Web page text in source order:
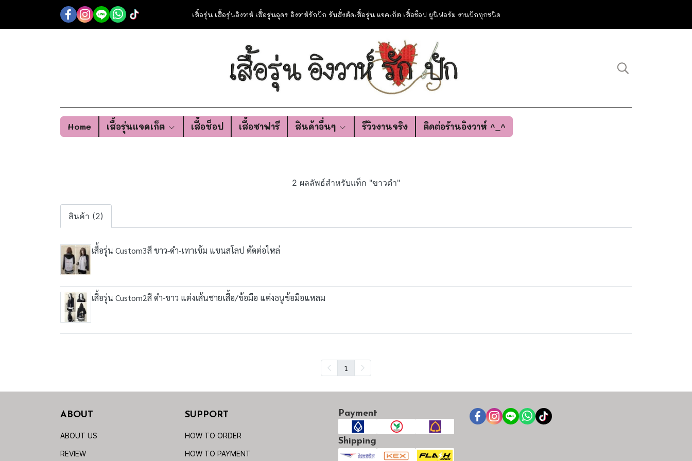
เสื้อรุ่น เสื้อรุ่นอิงวาห์ เสื้อรุ่นอุดร อิงวาห์รักปัก รับสั่งตัดเสื้อรุ่น แจคเก็ต เสื้อช็อป ยูนิฟอร์ม งานปักทุกชนิด
Home เสื้อรุ่นแจคเก็ต เสื้อช็อป เสื้อซาฟารี สินค้าอื่นๆ รีวิวงานจริง ติดต่อร้านอิงวาห์ ^_^
2 ผลลัพธ์สำหรับแท็ก "ขาวดำ"
สินค้า (2)
เสื้อรุ่น Custom3สี ขาว-ดำ-เทาเข้ม แขนสโลป ตัดต่อไหล่
เสื้อรุ่น Custom2สี ดำ-ขาว แต่งเส้นชายเสื้อ/ข้อมือ แต่งธนูข้อมือแหลม
1
ABOUT
ABOUT US
REVIEW
SUPPORT
HOW TO ORDER
HOW TO PAYMENT
Payment
Shipping